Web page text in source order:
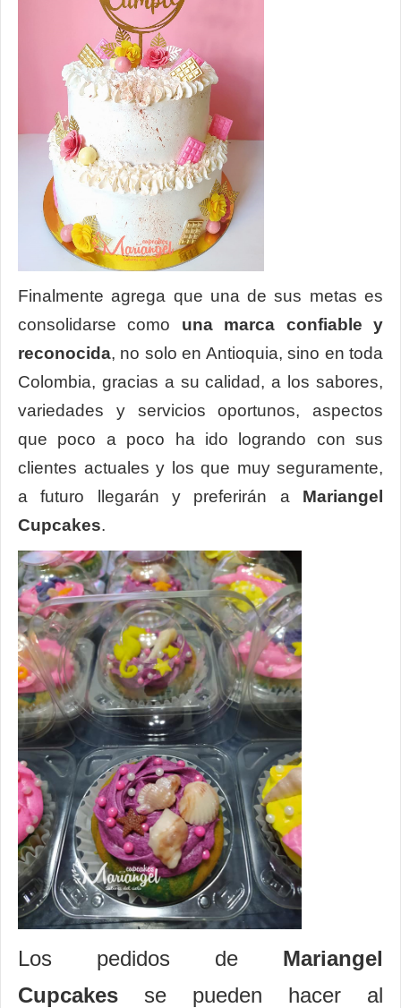
Finalmente agrega que una de sus metas es
consolidarse como una marca confiable y
reconocida, no solo en Antioquia, sino en toda
Colombia, gracias a su calidad, a los sabores,
variedades y servicios oportunos, aspectos
que poco a poco ha ido logrando con sus
clientes actuales y los que muy seguramente,
a futuro llegarán y preferirán a Mariangel
Cupcakes.
Los pedidos de Mariangel
Cupcakes se pueden hacer al